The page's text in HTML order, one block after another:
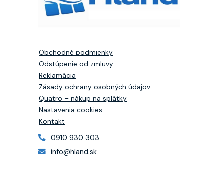
Obchodné podmienky
Odstúpenie od zmluvy
Reklamácia
Zásady ochrany osobných údajov
Quatro – nákup na splátky
Nastavenia cookies
Kontakt
0910 930 303
info@hland.sk